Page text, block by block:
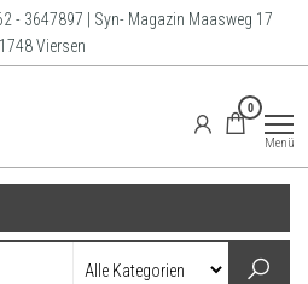
- 3647897 | Syn- Magazin Maasweg 17
Viersen
0
Menü